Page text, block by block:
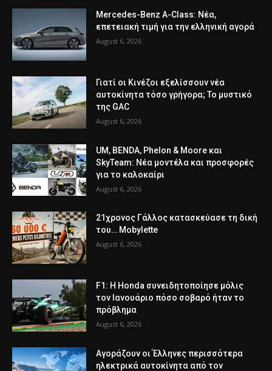
Mercedes-Benz A-Class: Νέα,
επετειακή τιμή για την ελληνική αγορά
August 6, 2026
Γιατί οι Κινέζοι εξελίσσουν νέα
αυτοκίνητα τόσο γρήγορα; Το μυστικό
της GAC
August 6, 2026
UM, BENDA, Phelon & Moore και
SkyTeam: Νέα μοντέλα και προσφορές
για το καλοκαίρι
August 6, 2026
21χρονος Γάλλος κατασκεύασε τη δική
του… Mobylette
August 6, 2026
F1: Η Honda συνειδητοποίησε μόλις
τον Ιανουάριο πόσο σοβαρό ήταν το
πρόβλημα
August 6, 2026
Αγοράζουν οι Έλληνες περισσότερα
ηλεκτρικά αυτοκίνητα από τον